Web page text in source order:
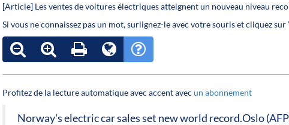
[Article] Les ventes de voitures électriques atteignent un nouveau niveau
Si vous ne connaissez pas un mot, surlignez-le avec votre souris et cliquez
Profitez de la lecture automatique avec accent avecun abonnement
Norway's electric car sales set new world record.Oslo